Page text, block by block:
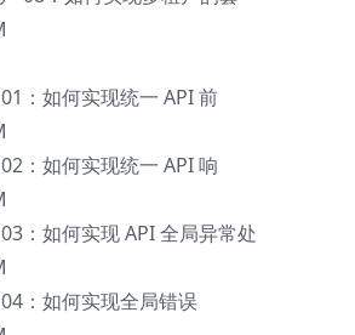
：如何实现统一 API 前
：如何实现统一 API 响
：如何实现 API 全局异常处
：如何实现全局错误